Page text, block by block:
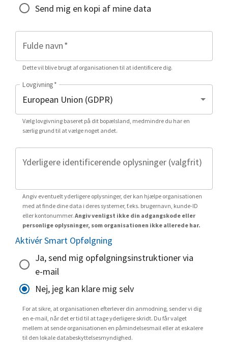
Send mig en kopi af mine data
Fulde navn*
Dette vil blive brugt af organisationen til at identificere dig.
Lovgivning*
Vælg lovgivning baseret på dit bopælsland, medmindre du har en
særlig grund til at vælge noget andet.
Yderligere identificerende oplysninger (valgfrit)
Angiv eventuelt yderligere oplysninger, der kan hjælpe organisationen
med at finde dine data i deres systemer, f.eks. brugernavn, kunde-ID
eller kontonummer. Angiv venligst ikke din adgangskode eller
personlige oplysninger, som organisationen ikke allerede har.
Aktivér Smart Opfølgning
Ja, send mig opfølgningsinstruktioner via
e-mail
Nej, jeg kan klare mig selv
For at sikre, at organisationen efterlever din anmodning, sender vi dig
en e-mail, når det er tid til at tage yderligere skridt. Du får valget
mellem at sende organisationen en påmindelsesmail eller at eskalere
til den lokale databeskyttelsesmyndighed.